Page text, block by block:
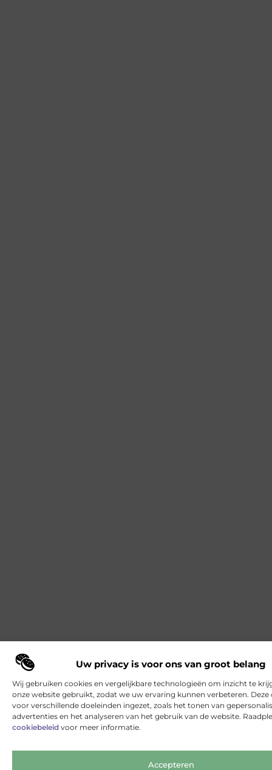
Uw privacy is voor ons van groot belang
Wij gebruiken cookies en vergelijkbare technologieën om inzicht te
onze website gebruikt, zodat we uw ervaring kunnen verbeteren.
voor verschillende doeleinden ingezet, zoals het tonen van
advertenties en het analyseren van het gebruik van de website.
cookiebeleid voor meer informatie.
Accepteren